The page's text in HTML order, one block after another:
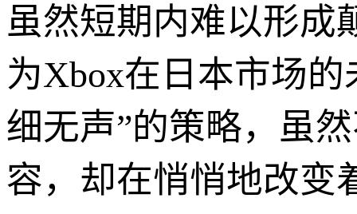
虽然短期内难以形成
为Xbox在日本市场
细无声”的策略，虽
容，却在悄悄地改变